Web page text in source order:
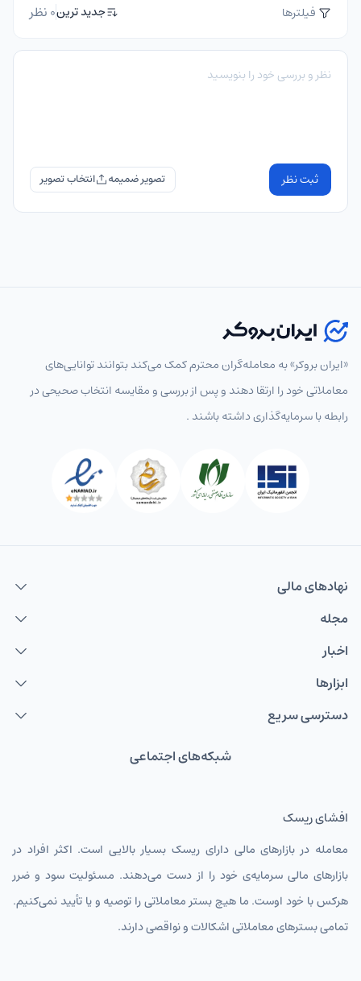
فیلترها جدید ترین0 نظر
ثبت نظر تصویر ضمیمه
«ایران بروکر» به معامله‌گران محترم کمک می‌کند بتوانند توانایی‌های
معاملاتی خود را ارتقا دهند و پس از بررسی و مقایسه انتخاب‌ صحیحی در
رابطه با سرمایه‌گذاری داشته باشند .
نهاد‌های مالی
مجله
اخبار
ابزارها
دسترسی سریع
شبکه‌های اجتماعی
افشای ریسک
معامله در بازارهای مالی دارای ریسک بسیار بالایی است. اکثر افراد در
بازارهای مالی سرمایه‌ی خود را از دست می‌دهند. مسئولیت سود و ضرر
هرکس با خود اوست. ما هیچ بستر معاملاتی را توصیه و یا تأیید نمی‌کنیم.
تمامی بسترهای معاملاتی اشکالات و نواقصی دارند.